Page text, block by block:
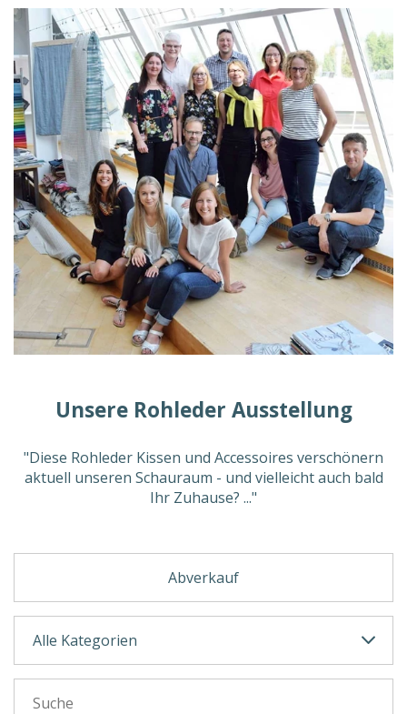
Unsere Rohleder Ausstellung
"Diese Rohleder Kissen und Accessoires verschönern
aktuell unseren Schauraum - und vielleicht auch bald
Ihr Zuhause? ..."
Abverkauf